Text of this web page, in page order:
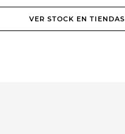
VER STOCK EN TIENDAS